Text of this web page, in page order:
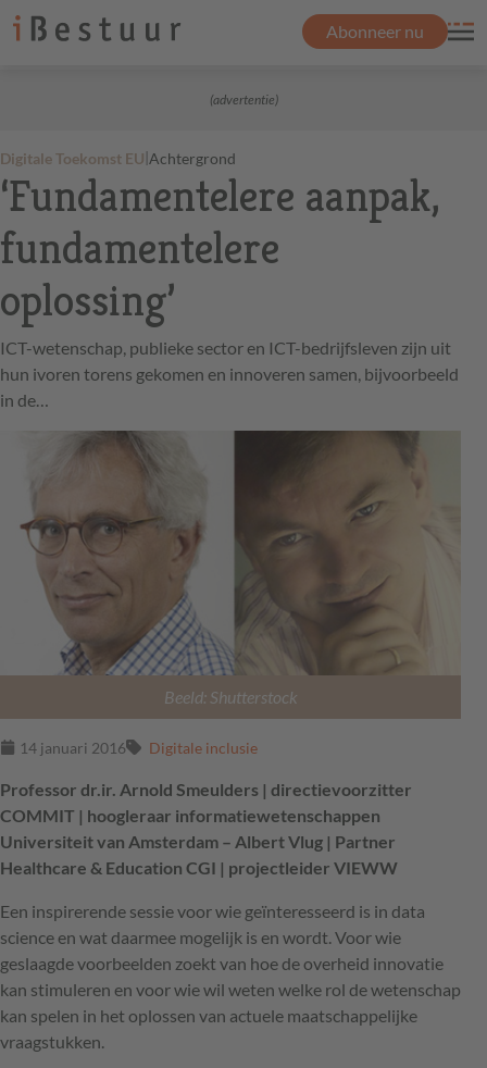
Abonneer nu
(advertentie)
Digitale Toekomst EU|Achtergrond
‘Fundamentelere aanpak,
fundamentelere
oplossing’
ICT-wetenschap, publieke sector en ICT-bedrijfsleven zijn uit
hun ivoren torens gekomen en innoveren samen, bijvoorbeeld
in de…
Beeld: Shutterstock
14 januari 2016 Digitale inclusie
Professor dr.ir. Arnold Smeulders | directievoorzitter
COMMIT | hoogleraar informatiewetenschappen
Universiteit van Amsterdam – Albert Vlug | Partner
Healthcare & Education CGI | projectleider VIEWW
Een inspirerende sessie voor wie geïnteresseerd is in data
science en wat daarmee mogelijk is en wordt. Voor wie
geslaagde voorbeelden zoekt van hoe de overheid innovatie
kan stimuleren en voor wie wil weten welke rol de wetenschap
kan spelen in het oplossen van actuele maatschappelijke
vraagstukken.